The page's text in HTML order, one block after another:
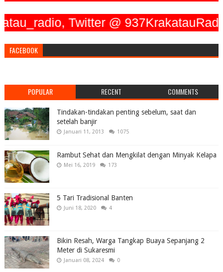
Twitter @
FACEBOOK
POPULAR RECENT COMMENTS
Tindakan-tindakan penting sebelum, saat dan
setelah banjir
Januari 11, 2013 1075
Rambut Sehat dan Mengkilat dengan Minyak Kelapa
Mei 16, 2019 173
5 Tari Tradisional Banten
Juni 18, 2020 4
Bikin Resah, Warga Tangkap Buaya Sepanjang 2
Meter di Sukaresmi
Januari 08, 2024 0